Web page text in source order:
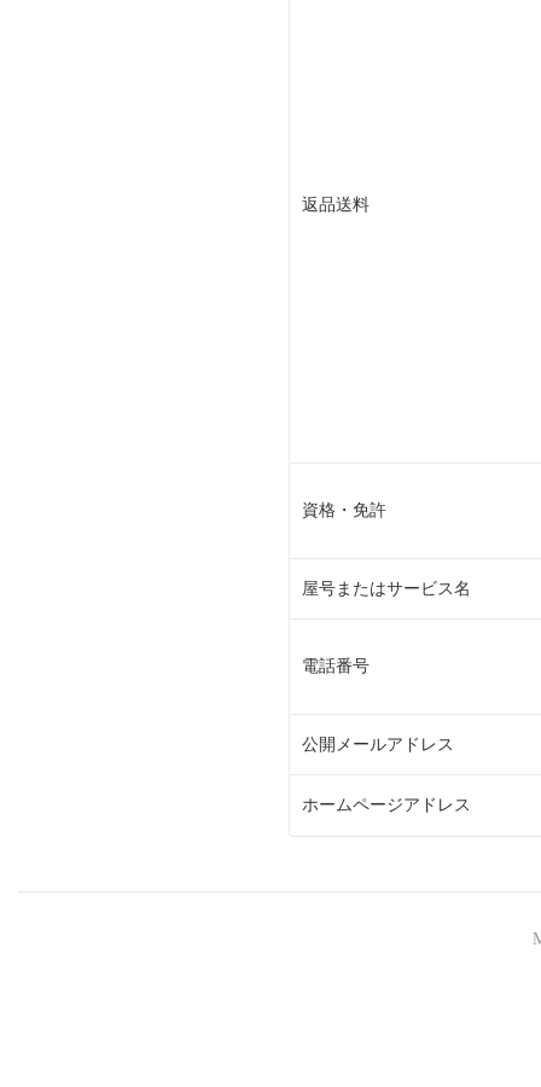
返品送料
資格・免許
屋号またはサービス名
電話番号
公開メールアドレス
ホームページアドレス